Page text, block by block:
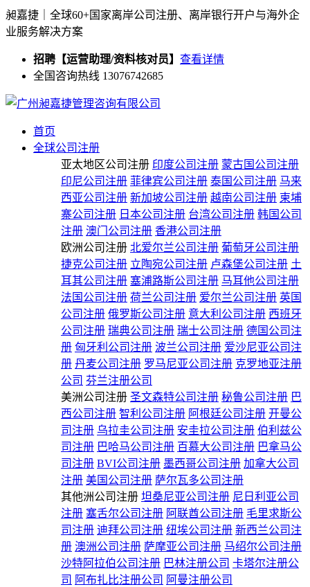
昶嘉捷｜全球60+国家离岸公司注册、离岸银行开户与海外企
业服务解决方案
招聘【运营助理/资料核对员】 查看详情
全国咨询热线 13076742685
首页
全球公司注册
亚太地区公司注册 印度公司注册 蒙古国公司注册
印尼公司注册 菲律宾公司注册 泰国公司注册 马来
西亚公司注册 新加坡公司注册 越南公司注册 柬埔
寨公司注册 日本公司注册 台湾公司注册 韩国公司
注册 澳门公司注册 香港公司注册
欧洲公司注册 北爱尔兰公司注册 葡萄牙公司注册
捷克公司注册 立陶宛公司注册 卢森堡公司注册 土
耳其公司注册 塞浦路斯公司注册 马耳他公司注册
法国公司注册 荷兰公司注册 爱尔兰公司注册 英国
公司注册 俄罗斯公司注册 意大利公司注册 西班牙
公司注册 瑞典公司注册 瑞士公司注册 德国公司注
册 匈牙利公司注册 波兰公司注册 爱沙尼亚公司注
册 丹麦公司注册 罗马尼亚公司注册 克罗地亚注册
公司 芬兰注册公司
美洲公司注册 圣文森特公司注册 秘鲁公司注册 巴
西公司注册 智利公司注册 阿根廷公司注册 开曼公
司注册 乌拉圭公司注册 安圭拉公司注册 伯利兹公
司注册 巴哈马公司注册 百慕大公司注册 巴拿马公
司注册 BVI公司注册 墨西哥公司注册 加拿大公司
注册 美国公司注册 萨尔瓦多公司注册
其他洲公司注册 坦桑尼亚公司注册 尼日利亚公司
注册 塞舌尔公司注册 阿联酋公司注册 毛里求斯公
司注册 迪拜公司注册 纽埃公司注册 新西兰公司注
册 澳洲公司注册 萨摩亚公司注册 马绍尔公司注册
沙特阿拉伯公司注册 巴林注册公司 卡塔尔注册公
司 阿布扎比注册公司 阿曼注册公司